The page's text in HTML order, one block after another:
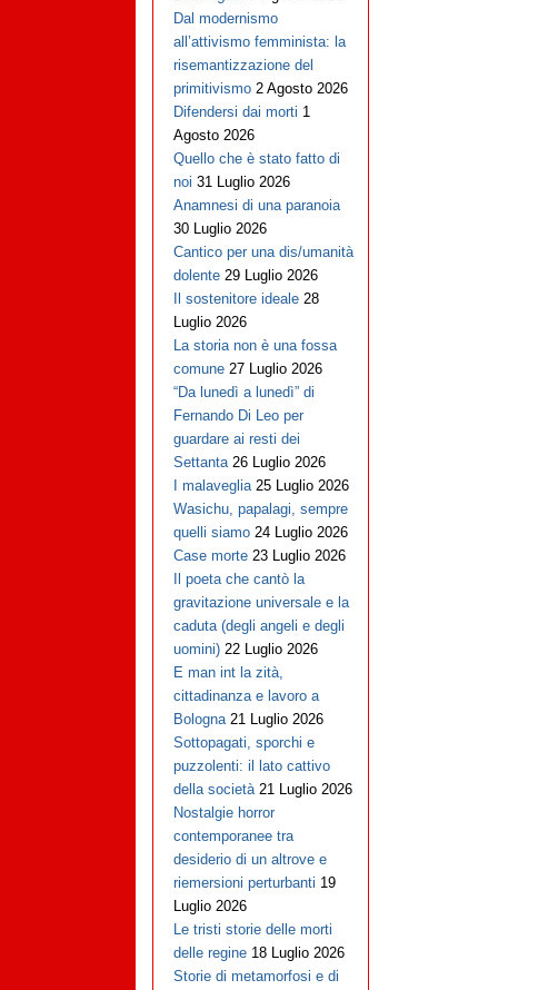
Dal modernismo
all’attivismo femminista: la
risemantizzazione del
primitivismo 2 Agosto 2026
Difendersi dai morti 1
Agosto 2026
Quello che è stato fatto di
noi 31 Luglio 2026
Anamnesi di una paranoia
30 Luglio 2026
Cantico per una dis/umanità
dolente 29 Luglio 2026
Il sostenitore ideale 28
Luglio 2026
La storia non è una fossa
comune 27 Luglio 2026
“Da lunedì a lunedì” di
Fernando Di Leo per
guardare ai resti dei
Settanta 26 Luglio 2026
I malaveglia 25 Luglio 2026
Wasichu, papalagi, sempre
quelli siamo 24 Luglio 2026
Case morte 23 Luglio 2026
Il poeta che cantò la
gravitazione universale e la
caduta (degli angeli e degli
uomini) 22 Luglio 2026
E man int la zità,
cittadinanza e lavoro a
Bologna 21 Luglio 2026
Sottopagati, sporchi e
puzzolenti: il lato cattivo
della società 21 Luglio 2026
Nostalgie horror
contemporanee tra
desiderio di un altrove e
riemersioni perturbanti 19
Luglio 2026
Le tristi storie delle morti
delle regine 18 Luglio 2026
Storie di metamorfosi e di